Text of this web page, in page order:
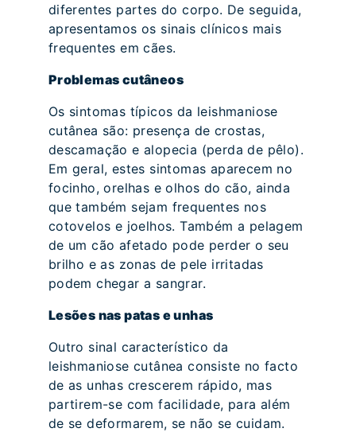
diferentes partes do corpo. De seguida,
apresentamos os sinais clínicos mais
frequentes em cães.
Problemas cutâneos
Os sintomas típicos da leishmaniose
cutânea são: presença de crostas,
descamação e alopecia (perda de pêlo).
Em geral, estes sintomas aparecem no
focinho, orelhas e olhos do cão, ainda
que também sejam frequentes nos
cotovelos e joelhos. Também a pelagem
de um cão afetado pode perder o seu
brilho e as zonas de pele irritadas
podem chegar a sangrar.
Lesões nas patas e unhas
Outro sinal característico da
leishmaniose cutânea consiste no facto
de as unhas crescerem rápido, mas
partirem-se com facilidade, para além
de se deformarem, se não se cuidam.